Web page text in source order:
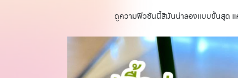
ดูความฟิวชันนี้สิมันน่าลองแบบขั้นสุด แ